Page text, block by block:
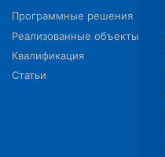
Программные решения
Реализованные объекты
Квалификация
Статьи